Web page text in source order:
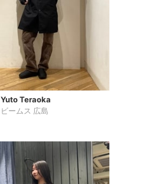
Yuto Teraoka
ビームス 広島